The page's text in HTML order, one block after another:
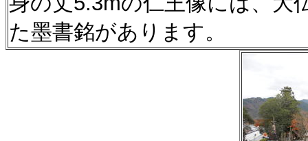
た墨書銘があります。